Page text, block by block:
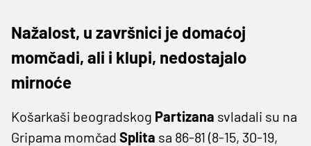
Nažalost, u završnici je domaćoj
momčadi, ali i klupi, nedostajalo
mirnoće
Košarkaši beogradskog Partizana svladali su na
Gripama momčad Splita sa 86-81 (8-15, 30-19,